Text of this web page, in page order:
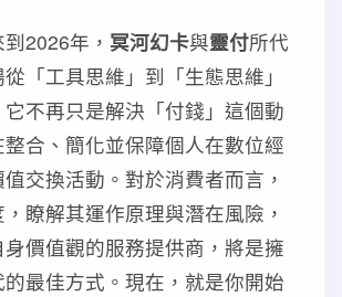
2026年， 冥河幻卡與靈付所代
「工具思維」到「生態思維」
不再只是解決「付錢」這個動
合、簡化並保障個人在數位經
交換活動。對於消費者而言，
瞭解其運作原理與潛在風險，
價值觀的服務提供商，將是擁
最佳方式。現在，就是你開始